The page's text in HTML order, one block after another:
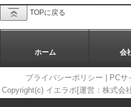
TOPに戻る
ホーム 会
プライバシーポリシー PCサ
Copyright(c) イエラボ[運営：株式会